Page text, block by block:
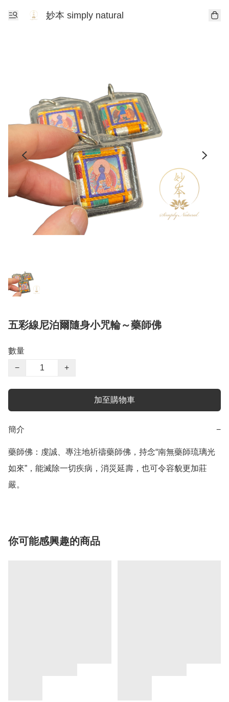
妙本 simply natural
五彩線尼泊爾隨身小咒輪～藥師佛
數量
−
+
加至購物車
簡介 −
藥師佛：虔誠、專注地祈禱藥師佛，持念“南無藥師琉璃光
如來”，能滅除一切疾病，消災延壽，也可令容貌更加莊
嚴。
你可能感興趣的商品